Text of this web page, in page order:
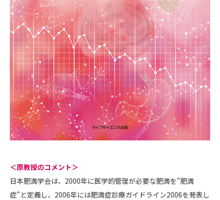
＜原教授のコメント＞
日本肥満学会は、2000年に医学的管理が必要な肥満を”肥満
症”と定義し、2006年には肥満症診療ガイドライン2006を発表し